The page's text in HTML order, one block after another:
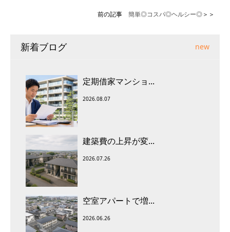
前の記事 簡単◎コスパ◎ヘルシー◎＞＞
新着ブログ new
定期借家マンショ...
2026.08.07
建築費の上昇が変...
2026.07.26
空室アパートで増...
2026.06.26